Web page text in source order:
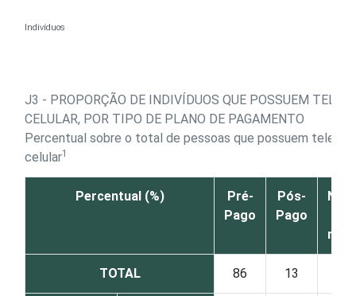
Indivíduos
J3 - PROPORÇÃO DE INDIVÍDUOS QUE POSSUEM
CELULAR, POR TIPO DE PLANO DE PAGAMENTO
Percentual sobre o total de pessoas que possuem
celular1
Percentual (%)
Pré-
Pago
Pós-
Pago
Não
TOTAL 86 13